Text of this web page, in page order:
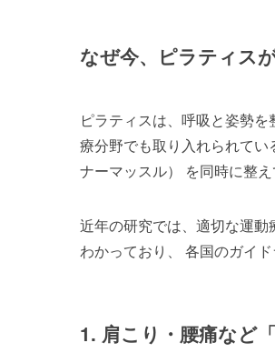
なぜ今、ピラティス
ピラティスは、呼吸と姿勢
療分野でも取り入れられて
ナーマッスル） を同時に整え
近年の研究では、適切な運
わかっており、 各国のガイ
1. 肩こり・腰痛など